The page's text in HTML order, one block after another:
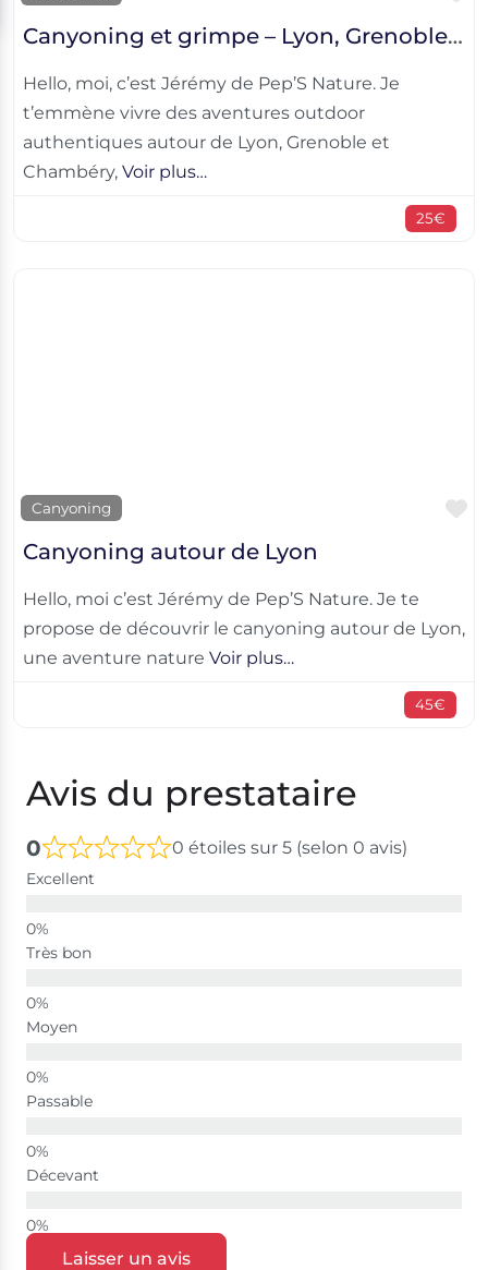
Canyoning et grimpe – Lyon, Grenoble et Chambéry
Hello, moi, c’est Jérémy de Pep’S Nature. Je
t’emmène vivre des aventures outdoor
authentiques autour de Lyon, Grenoble et
Chambéry, Voir plus…
25€
Canyoning
Canyoning autour de Lyon
Hello, moi c’est Jérémy de Pep’S Nature. Je te
propose de découvrir le canyoning autour de Lyon,
une aventure nature Voir plus…
45€
Avis du prestataire
0 0 étoiles sur 5 (selon 0 avis)
Excellent
Très bon
Moyen
Passable
Décevant
Laisser un avis